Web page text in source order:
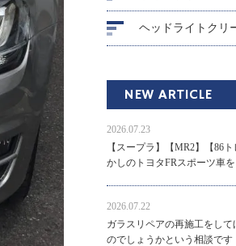
ヘッドライトクリ
NEW ARTICLE
2026.07.23
【スープラ】【MR2】【86
かしのトヨタFRスポーツ車
2026.07.22
ガラスリペアの再施工をして
のでしょうかという相談です